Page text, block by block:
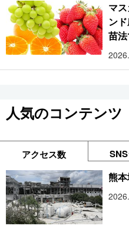
マ
ン
苗
人気のコンテンツ
アクセス数
熊